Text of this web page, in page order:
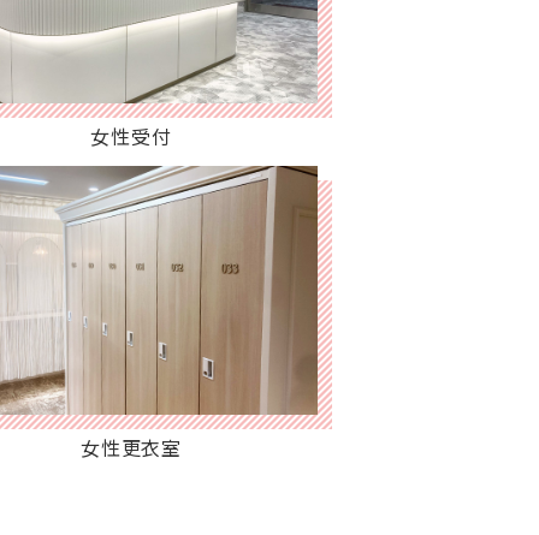
女性受付
女性更衣室